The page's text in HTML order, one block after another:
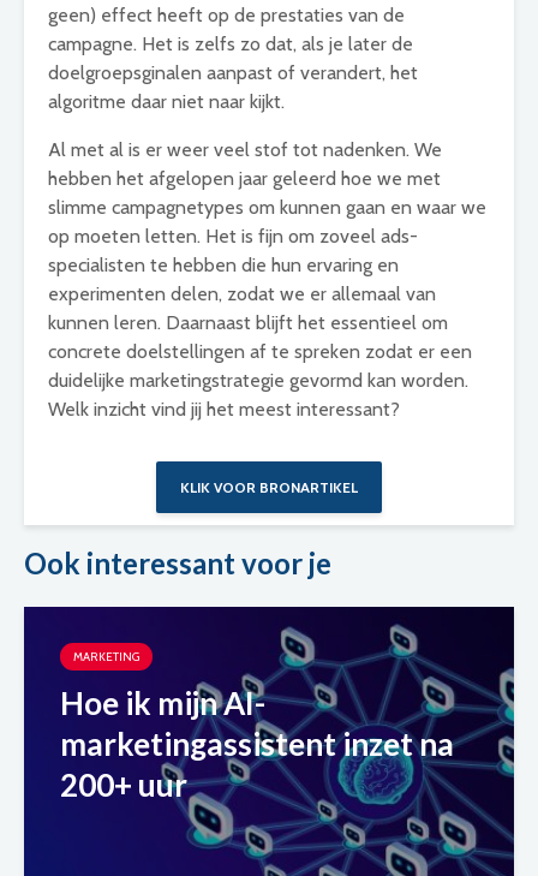
geen) effect heeft op de prestaties van de
campagne. Het is zelfs zo dat, als je later de
doelgroepsginalen aanpast of verandert, het
algoritme daar niet naar kijkt.
Al met al is er weer veel stof tot nadenken. We
hebben het afgelopen jaar geleerd hoe we met
slimme campagnetypes om kunnen gaan en waar we
op moeten letten. Het is fijn om zoveel ads-
specialisten te hebben die hun ervaring en
experimenten delen, zodat we er allemaal van
kunnen leren. Daarnaast blijft het essentieel om
concrete doelstellingen af te spreken zodat er een
duidelijke marketingstrategie gevormd kan worden.
Welk inzicht vind jij het meest interessant?
KLIK VOOR BRONARTIKEL
Ook interessant voor je
MARKETING
Hoe ik mijn AI-
marketingassistent inzet na
200+ uur